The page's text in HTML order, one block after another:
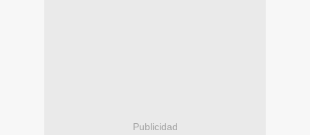
Publicidad